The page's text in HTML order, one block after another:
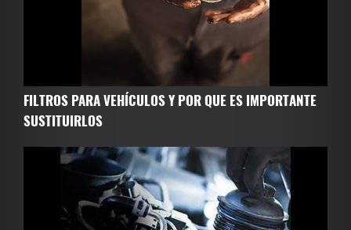
FILTROS PARA VEHÍCULOS Y POR QUE ES IMPORTANTE
SUSTITUIRLOS